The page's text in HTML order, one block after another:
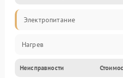
Электропитание
Нагрев
Неисправности